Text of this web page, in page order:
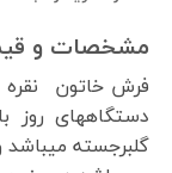
مشخصات و قیمت فرش
دستگاههای
گلبرجسته میباشد